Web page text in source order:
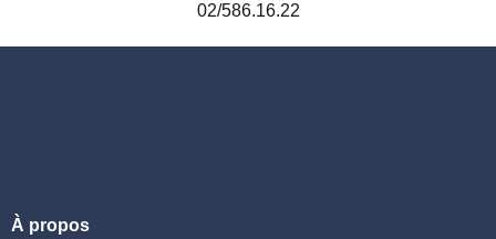
02/586.16.22
À propos